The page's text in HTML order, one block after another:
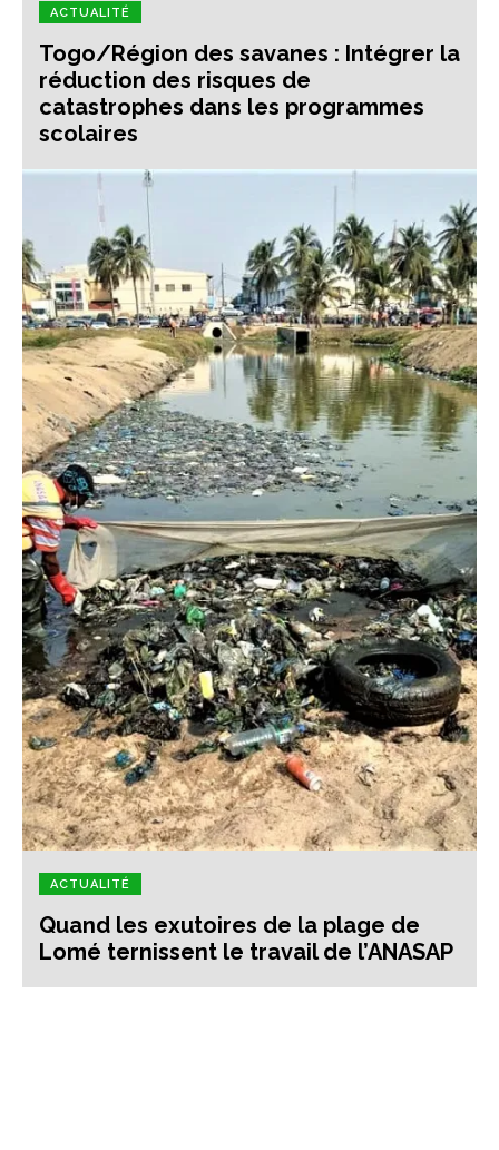
ACTUALITÉ
Togo/Région des savanes : Intégrer la
réduction des risques de
catastrophes dans les programmes
scolaires
ACTUALITÉ
Quand les exutoires de la plage de
Lomé ternissent le travail de l’ANASAP